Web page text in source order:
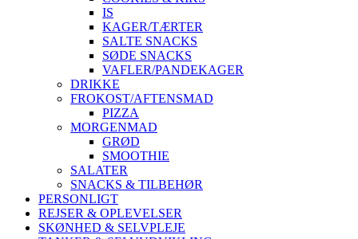
IS
KAGER/TÆRTER
SALTE SNACKS
SØDE SNACKS
VAFLER/PANDEKAGER
DRIKKE
FROKOST/AFTENSMAD
PIZZA
MORGENMAD
GRØD
SMOOTHIE
SALATER
SNACKS & TILBEHØR
PERSONLIGT
REJSER & OPLEVELSER
SKØNHED & SELVPLEJE